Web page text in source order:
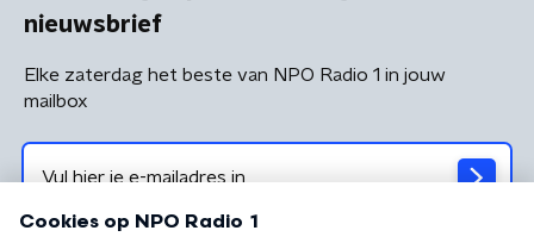
nieuwsbrief
Elke zaterdag het beste van NPO Radio 1 in jouw
mailbox